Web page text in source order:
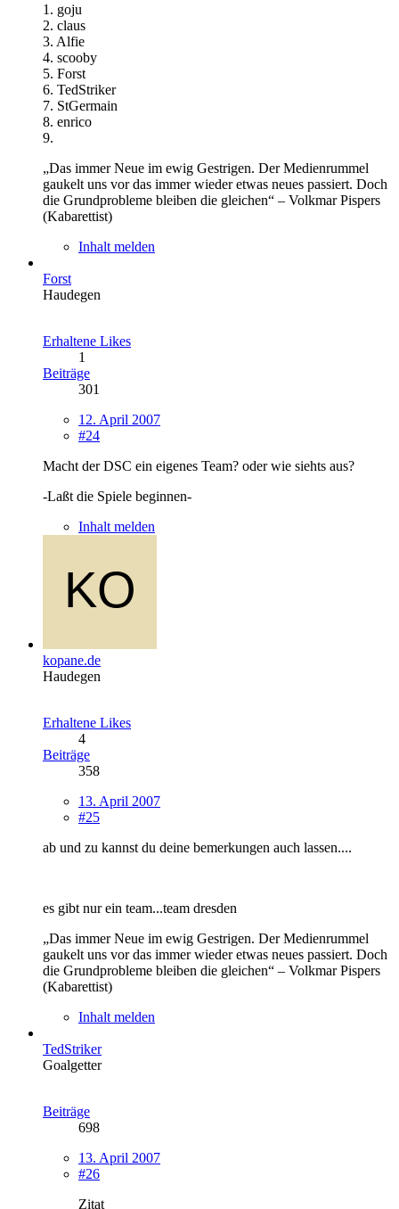
1. goju
2. claus
3. Alfie
4. scooby
5. Forst
6. TedStriker
7. StGermain
8. enrico
9.
„Das immer Neue im ewig Gestrigen. Der Medienrummel
gaukelt uns vor das immer wieder etwas neues passiert. Doch
die Grundprobleme bleiben die gleichen“ – Volkmar Pispers
(Kabarettist)
Inhalt melden
Forst
Haudegen
Erhaltene Likes
1
Beiträge
301
12. April 2007
#24
Macht der DSC ein eigenes Team? oder wie siehts aus?
-Laßt die Spiele beginnen-
Inhalt melden
kopane.de
Haudegen
Erhaltene Likes
4
Beiträge
358
13. April 2007
#25
ab und zu kannst du deine bemerkungen auch lassen....
es gibt nur ein team...team dresden
„Das immer Neue im ewig Gestrigen. Der Medienrummel
gaukelt uns vor das immer wieder etwas neues passiert. Doch
die Grundprobleme bleiben die gleichen“ – Volkmar Pispers
(Kabarettist)
Inhalt melden
TedStriker
Goalgetter
Beiträge
698
13. April 2007
#26
Zitat